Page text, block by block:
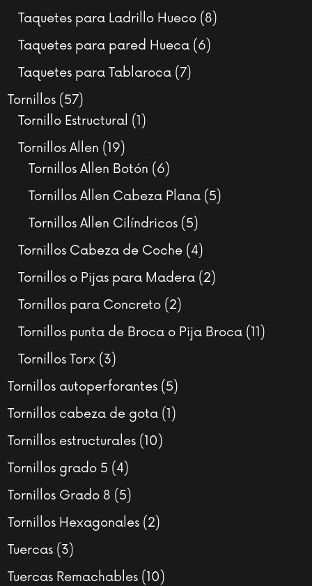
productos
Taquetes para Ladrillo Hueco 88
Taquetes para pared Hueca 66
Taquetes para Tablaroca 77
Tornillos 5757
productos
Tornillo Estructural 1 1
Tornillos Allen 1919
productos
Tornillos Allen Botón 66
productos
Tornillos Allen Cabeza Plana 55
Tornillos Allen Cilíndricos 55
productos
Tornillos Cabeza de Coche 44
productos
Tornillos o Pijas para Madera 22
Tornillos para Concreto 22
productos
Tornillos punta de Broca o Pija Broca 11 11
Tornillos Torx 33
productos
Tornillos autoperforantes 55
productos
Tornillos cabeza de gota 1 1
Tornillos estructurales 1010
Tornillos grado 5 44
productos
Tornillos Grado 8 55
productos
Tornillos Hexagonales 22
Tuercas 33
productos
Tuercas Remachables 1010